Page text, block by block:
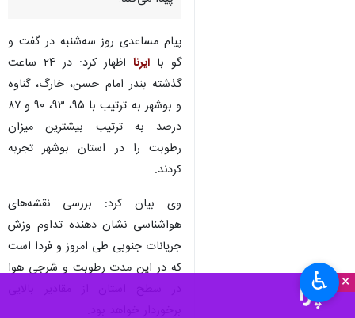
×
پیام مساعدی روز سه‌شنبه در گفت و
گو با ایرنا
اظهار کرد: در ۲۴ ساعت
گذشته بندر امام حسن، خارگ، گناوه
و بوشهر به ترتیب با ۹۵، ۹۳، ۹۰ و ۸۷
درصد به ترتیب بیشترین میزان
رطوبت را در استان بوشهر تجربه
کردند.
وی بیان کرد: بررسی نقشه‌های
هواشناسی نشان دهنده تداوم وزش
جریانات جنوبی طی امروز و فردا است
که در این مدت رطوبت و شرجی هوا
♿︎